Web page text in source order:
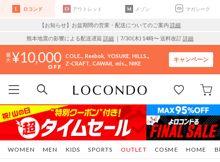
ロコンド アウトレット メゾン マガシーク
【お知らせ】お盆期間の営業・配送についてのご案内 詳細
熊本地震の影響による配送遅延 詳細 ｜7/30 (木) 14時〜 送料改訂詳細
10,000 COLE.. Reebok YOSUKE HILLS..
Z-CRAFT CAWAII mis.. NIKE
キャンペーン
WOMEN MEN KIDS SPORTS COSME HOME
OUTLET